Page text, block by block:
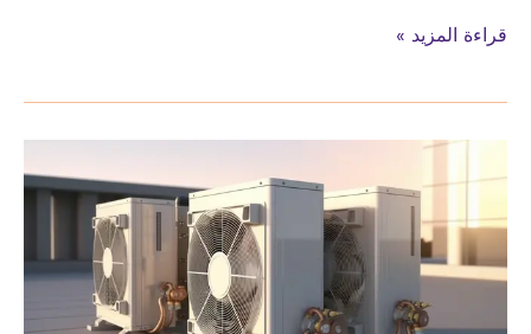
صيانة
نحاس
المكرمة
قراءة المزيد »